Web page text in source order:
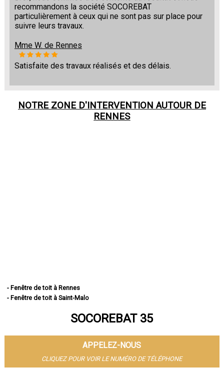
recommandons la société SOCOREBAT
particulièrement à ceux qui ne sont pas sur place pour
suivre leurs travaux.
Mme W. de Rennes
Satisfaite des travaux réalisés et des délais.
NOTRE ZONE D'INTERVENTION AUTOUR DE
RENNES
- Fenêtre de toit à Rennes
- Fenêtre de toit à Saint-Malo
- Fenêtre de toit à Vitré
- Fenêtre de toit à Cesson-Sévigné
- Fenêtre de toit à Betton
- Fenêtre de toit à Saint-Jacques-de-la-Lande
SOCOREBAT 35
APPELEZ-NOUS
CLIQUEZ POUR VOIR LE NUMÉRO DE TÉLÉPHONE